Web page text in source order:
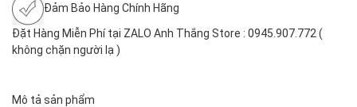
Đảm Bảo Hàng Chính Hãng
Đặt Hàng Miễn Phí tại ZALO Anh Thắng Store : 0945.907.772 (
không chặn người lạ )
Mô tả sản phẩm